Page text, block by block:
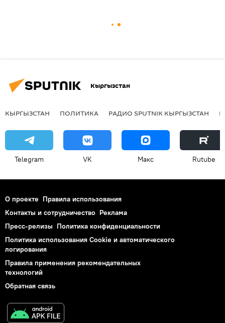
Кыргызстан
КЫРГЫЗСТАН ПОЛИТИКА РАДИО SPUTNIK КЫРГЫЗСТАН
Telegram VK Макс Rutube
О проекте Правила использования
Контакты и сотрудничество Реклама
Пресс-релизы Политика конфиденциальности
Политика использования Cookie и автоматического
логирования
Правила применения рекомендательных
технологий
Обратная связь